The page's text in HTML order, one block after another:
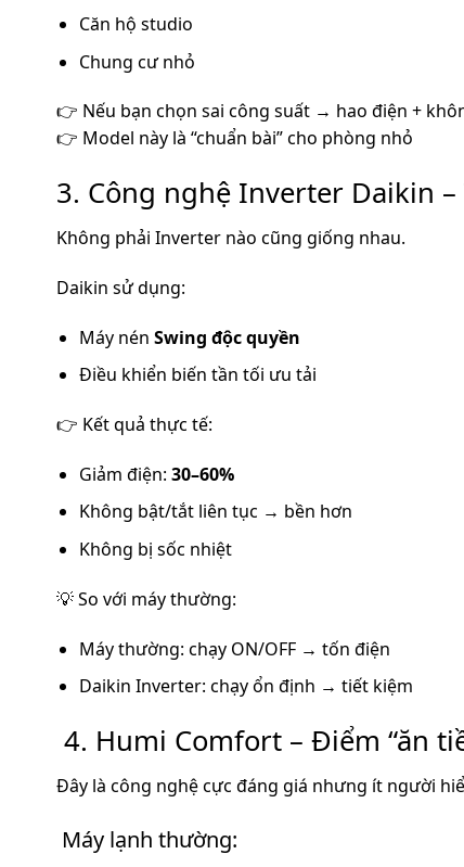
Căn hộ studio
Chung cư nhỏ
👉 Nếu bạn chọn sai công suất → hao điện +
👉 Model này là “chuẩn bài” cho phòng nhỏ
3. Công nghệ Inverter Daikin
Không phải Inverter nào cũng giống nhau.
Daikin sử dụng:
Máy nén Swing độc quyền
Điều khiển biến tần tối ưu tải
👉 Kết quả thực tế:
Giảm điện: 30–60%
Không bật/tắt liên tục → bền hơn
Không bị sốc nhiệt
💡 So với máy thường:
Máy thường: chạy ON/OFF → tốn điện
Daikin Inverter: chạy ổn định → tiết kiệm
4. Humi Comfort – Điểm “ăn
Đây là công nghệ cực đáng giá nhưng ít người
Máy lạnh thường: